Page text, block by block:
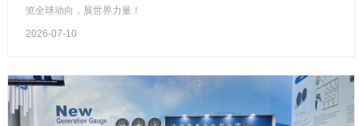
览全球动向，展世界力量！
2026-07-10